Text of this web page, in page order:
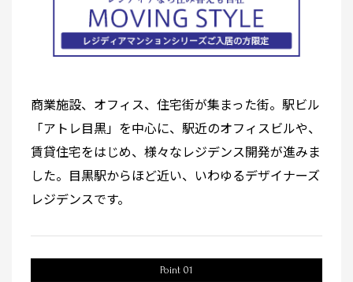
商業施設、オフィス、住宅街が集まった街。駅ビル
「アトレ目黒」を中心に、駅近のオフィスビルや、
賃貸住宅をはじめ、様々なレジデンス開発が進みま
した。目黒駅からほど近い、いわゆるデザイナーズ
レジデンスです。
Point 01